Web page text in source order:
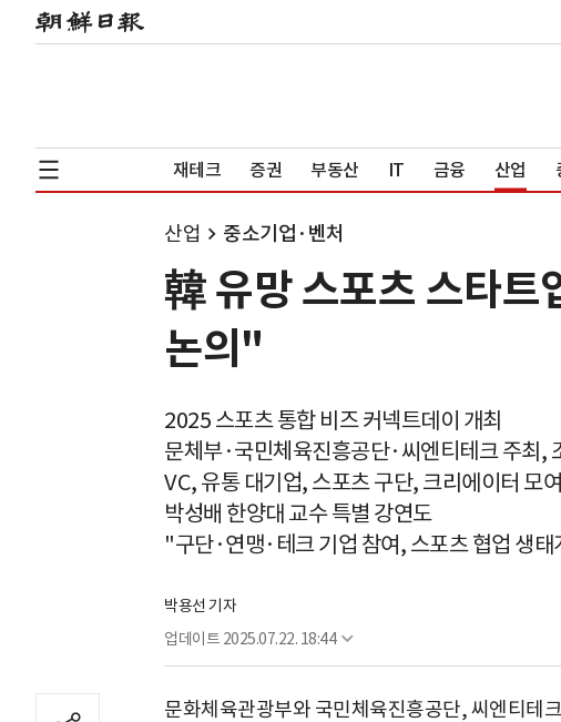
재테크 증권 부동산 IT 금융 산업
산업 중소기업·벤처
韓 유망 스포츠 스타
논의"
2025 스포츠 통합 비즈 커넥트데이 개최
문체부·국민체육진흥공단·씨엔티테크 주최,
VC, 유통 대기업, 스포츠 구단, 크리에이터 모
박성배 한양대 교수 특별 강연도
"구단·연맹·테크 기업 참여, 스포츠 협업 생
박용선 기자
업데이트 2025.07.22. 18:44
문화체육관광부와 국민체육진흥공단, 씨엔티테